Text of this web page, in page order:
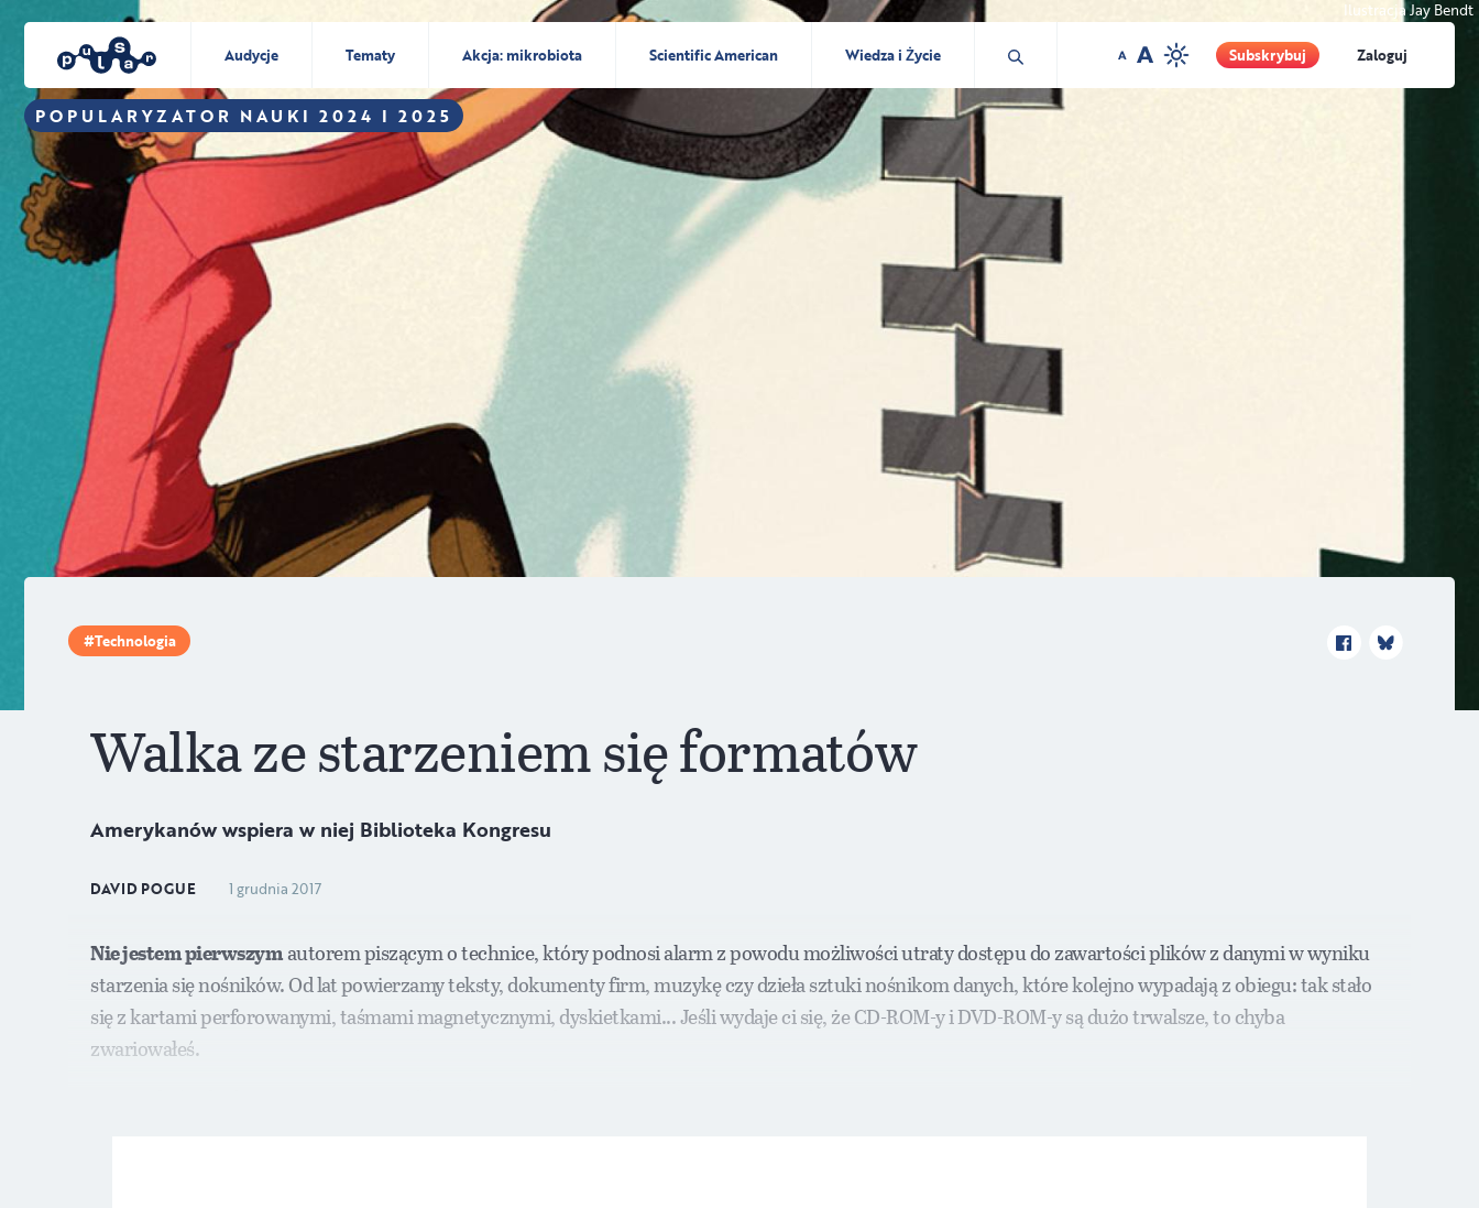
POPULARYZATOR NAUKI 2024 I 2025
Audycje Tematy Akcja: mikrobiota Scientific American Wiedza i Życie Subskrybuj Zaloguj
Ilustracja Jay Bendt
Technologia
Walka ze starzeniem się formatów
Amerykanów wspiera w niej Biblioteka Kongresu
DAVID POGUE 1 grudnia 2017
Nie jestem pierwszymautorem piszącym o technice, który podnosi alarm z powodu możliwości utraty dostępu do zawartości plików z danymi w wyniku
starzenia się nośników. Od lat powierzamy teksty, dokumenty firm, muzykę czy dzieła sztuki nośnikom danych, które kolejno wypadają z obiegu: tak stało
się z kartami perforowanymi, taśmami magnetycznymi, dyskietkami... Jeśli wydaje ci się, że CD-ROM-y i DVD-ROM-y są dużo trwalsze, to chyba
zwariowałeś.